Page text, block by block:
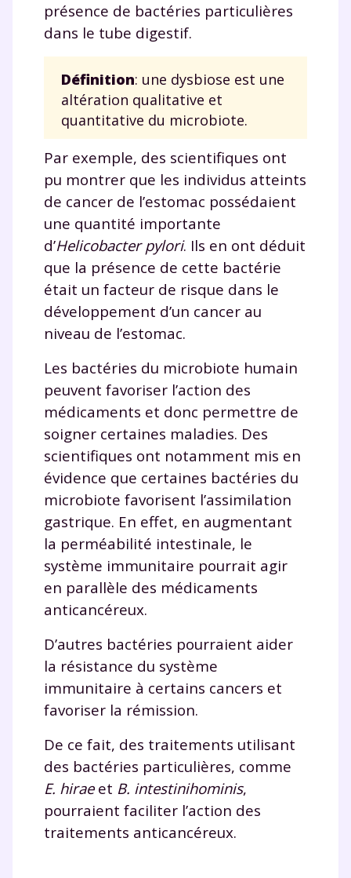
présence de bactéries particulières
dans le tube digestif.
Définition: une dysbiose est une
altération qualitative et
quantitative du microbiote.
Par exemple, des scientifiques ont
pu montrer que les individus atteints
de cancer de l’estomac possédaient
une quantité importante
d’Helicobacter pylori. Ils en ont déduit
que la présence de cette bactérie
était un facteur de risque dans le
développement d’un cancer au
niveau de l’estomac.
Les bactéries du microbiote humain
peuvent favoriser l’action des
médicaments et donc permettre de
soigner certaines maladies. Des
scientifiques ont notamment mis en
évidence que certaines bactéries du
microbiote favorisent l’assimilation
gastrique. En effet, en augmentant
la perméabilité intestinale, le
système immunitaire pourrait agir
en parallèle des médicaments
anticancéreux.
D’autres bactéries pourraient aider
la résistance du système
immunitaire à certains cancers et
favoriser la rémission.
De ce fait, des traitements utilisant
des bactéries particulières, comme
E. hiraeet B. intestinihominis,
pourraient faciliter l’action des
traitements anticancéreux.